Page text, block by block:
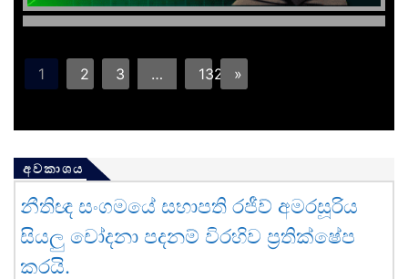
1 2 3 … 132 »
අවකාශය
නීතිඥ සංගමයේ සභාපති රජීව් අමරසූරිය
සියලු චෝදනා පදනම් විරහිව ප්‍රතික්ෂේප
කරයි.